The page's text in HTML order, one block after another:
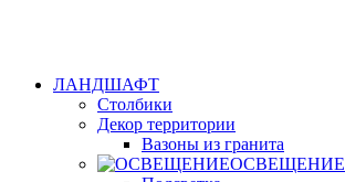
ЛАНДШАФТ
Столбики
Декор территории
Вазоны из гранита
ОСВЕЩЕНИЕ